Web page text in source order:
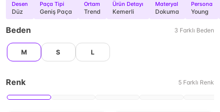
Desen
Düz
Paça Tipi
Geniş Paça
Ortam
Trend
Ürün Detayı
Kemerli
Materyal
Dokuma
Persona
Young
Beden 3 Farklı Beden
M S L
Renk 5 Farklı Renk